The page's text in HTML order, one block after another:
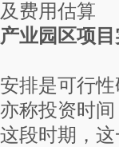
用估算
业园区项目
是可行性
称投资时
段时期，